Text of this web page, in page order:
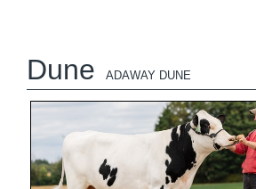
Dune ADAWAY DUNE